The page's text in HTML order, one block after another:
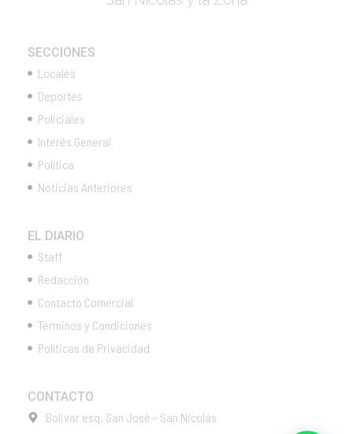
SECCIONES
Locales
Deportes
Policiales
Interés General
Política
Noticias Anteriores
EL DIARIO
Staff
Redacción
Contacto Comercial
Términos y Condiciones
Políticas de Privacidad
CONTACTO
Bolivar esq. San José - San Nicolás